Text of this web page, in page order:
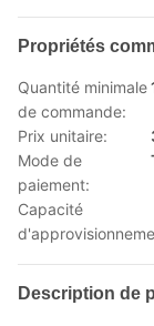
Propriétés
Quantité minimale
de commande:
Prix unitaire:
Mode de
paiement:
Capacité
Description de